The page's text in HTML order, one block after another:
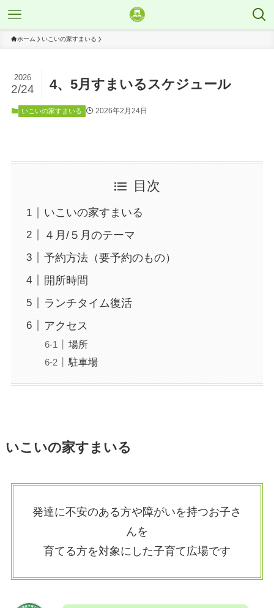
ホーム いこいの家すまいる
4、5月すまいるスケジュール
2026
2/24
いこいの家すまいる 2026年2月24日
目次
いこいの家すまいる
４月/５月のテーマ
予約方法（要予約のもの）
開所時間
ランチタイム復活
アクセス
場所
駐車場
いこいの家すまいる
発達に不安のある方や障がいを持つお子さ
んを
育てる方を対象にした子育て広場です